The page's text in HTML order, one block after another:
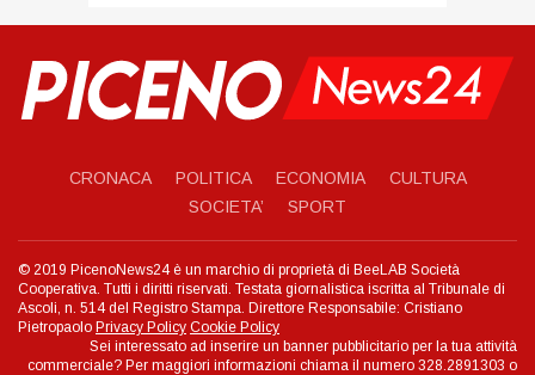
CRONACA POLITICA ECONOMIA
CULTURA
SOCIETA’
SPORT
© 2019 PicenoNews24 è un marchio di proprietà di BeeLAB Società
Cooperativa. Tutti i diritti riservati. Testata giornalistica iscritta al Tribunale di
Ascoli, n. 514 del Registro Stampa. Direttore Responsabile: Cristiano
Pietropaolo Privacy Policy Cookie Policy
Sei interessato ad inserire un banner pubblicitario per la tua attività
commerciale? Per maggiori informazioni chiama il numero 328.2891303 o